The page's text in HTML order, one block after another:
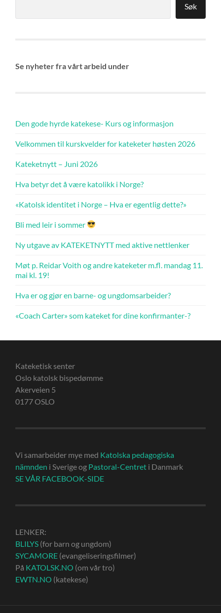
Søk
Se nyheter fra vårt arbeid under
Den gode hyrde katekese- Kurs og informasjon
Velkommen til kurskvelder for kateketer høsten 2026
Kateketnytt – Juni 2026
Hva betyr det å være katolikk i Norge?
«Katolsk identitet i Norge – Hva er egentlig dette?»
Bli med leir i sommer
Ny utgave av KATEKETNYTT med aktive nettlenker
Møt p. Reidar Voith og andre kateketer m.fl. mandag 11.
mai kl. 19!
Hva er og gjør en barne- og ungdomsarbeider?
«Coach Carter» som kateket for dine konfirmanter-?
Kateketisk senter
Oslo katolsk bispedømme
Akerveien 5
0177 OSLO
Vi samarbeider mye med Katolska pedagogiska
nämnden i Sverige og Pastoral-Centret i Danmark
SE VÅR FACEBOOK-SIDE
LENKER:
BLILYS (for barn og ungdom)
SYCAMORE (evangeliseringsfilmer)
På KATOLSK.NO (om vår tro)
EWTN.NO (katekese)